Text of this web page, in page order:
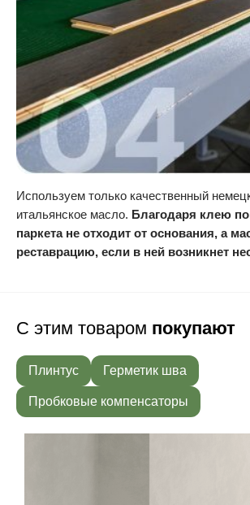
Используем только качественный
итальянское масло. Благодаря клею
паркета не отходит от основания, а
реставрацию, если в ней возникнет
С этим товаром покупают
Плинтус Герметик шва
Пробковые компенсаторы